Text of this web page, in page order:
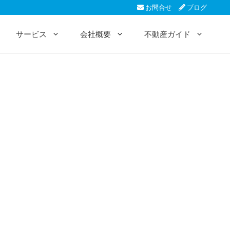
お問合せ ブログ
サービス 会社概要 不動産ガイド